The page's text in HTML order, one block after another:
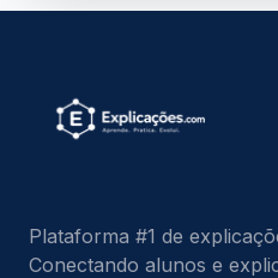
Plataforma #1 de
Conectando alunos e